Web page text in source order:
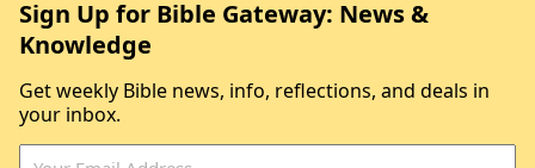
Sign Up for Bible Gateway: News &
Knowledge
Get weekly Bible news, info, reflections, and deals in
your inbox.